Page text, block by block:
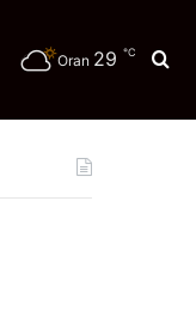
Oran 29 ℃